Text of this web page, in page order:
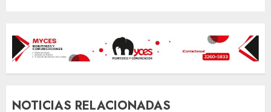
NOTICIAS RELACIONADAS